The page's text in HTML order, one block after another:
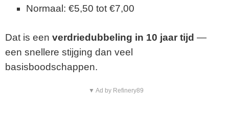
Normaal: €5,50 tot €7,00
Dat is een verdriedubbeling in 10 jaar tijd —
een snellere stijging dan veel
basisboodschappen.
▼ Ad by Refinery89